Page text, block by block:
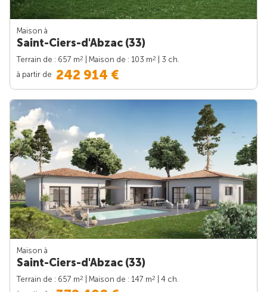
Maison à
Saint-Ciers-d'Abzac (33)
Terrain de : 657 m2 | Maison de : 103 m2
| 3 ch.
à partir de 242 914 €
Maison à
Saint-Ciers-d'Abzac (33)
Terrain de : 657 m2 | Maison de : 147 m2
| 4 ch.